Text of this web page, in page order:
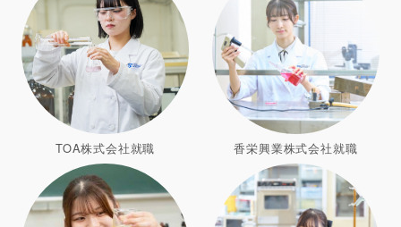
TOA株式会社就職 香栄興業株式会社就職